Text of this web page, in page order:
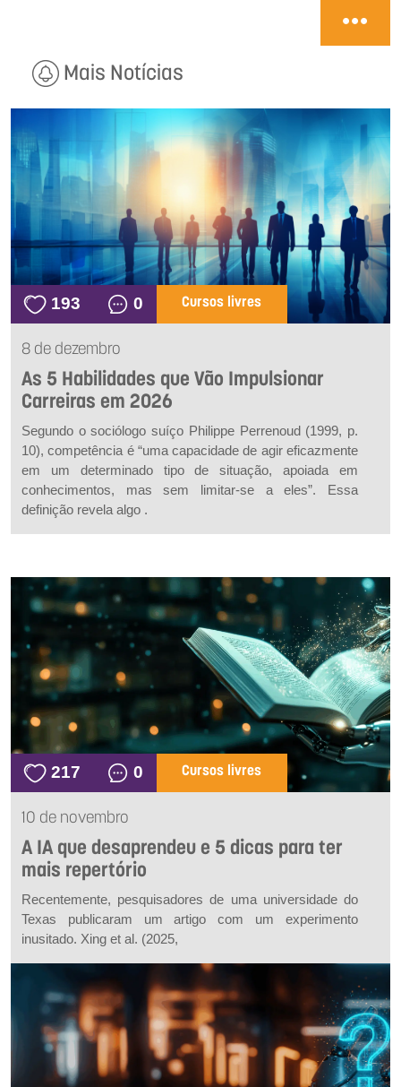
Mais Notícias
193 0 Cursos livres
8 de dezembro
As 5 Habilidades que Vão Impulsionar
Carreiras em 2026
Segundo o sociólogo suíço Philippe Perrenoud (1999, p.
10), competência é “uma capacidade de agir eficazmente
em um determinado tipo de situação, apoiada em
conhecimentos, mas sem limitar-se a eles”. Essa
definição revela algo .
217 0 Cursos livres
10 de novembro
A IA que desaprendeu e 5 dicas para ter
mais repertório
Recentemente, pesquisadores de uma universidade do
Texas publicaram um artigo com um experimento
inusitado. Xing et al. (2025,